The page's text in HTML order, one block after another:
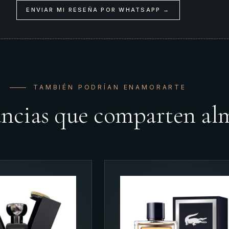
ENVIAR MI RESEÑA POR WHATSAPP →
TAMBIÉN PODRÍAN ENAMORARTE
que comparten